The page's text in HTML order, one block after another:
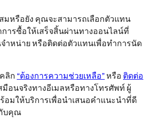
มหรือยัง คุณจะสามารถเลือกตัวแทน
ารซื้อให้เสร็จสิ้นผ่านทางออนไลน์ที่
ำหน่าย หรือติดต่อตัวแทนเพื่อทำการนัด
ลิก “ต้องการความช่วยเหลือ”หรือ ติดต่อ
มือนจริงทางอีเมลหรือทางโทรศัพท์ ผู้
อมให้บริการเพื่อนำเสนอคำแนะนำที่ดี
กับคุณ